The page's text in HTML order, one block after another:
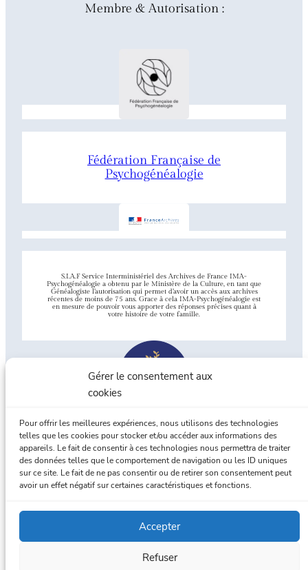
Gérer le consentement aux
cookies
Pour offrir les meilleures expériences, nous utilisons des technologies
telles que les cookies pour stocker et/ou accéder aux informations des
appareils. Le fait de consentir à ces technologies nous permettra de traiter
des données telles que le comportement de navigation ou les ID uniques
sur ce site. Le fait de ne pas consentir ou de retirer son consentement peut
avoir un effet négatif sur certaines caractéristiques et fonctions.
Accepter
Refuser
Membre & Autorisation :
Fédération Française de
Psychogénéalogie
S.I.A.F Service Interministériel des Archives de France IMA-
Psychogénéalogie a obtenu par le Ministère de la Culture, en tant que
Généalogiste l’autorisation qui permet d’avoir un accès aux archives
récentes de moins de 75 ans. Grace à cela IMA-Psychogénéalogie est
en mesure de pouvoir vous apporter des réponses précises quant à
votre histoire de votre famille.
Union Professionnelle de
Généalogistes familiaux